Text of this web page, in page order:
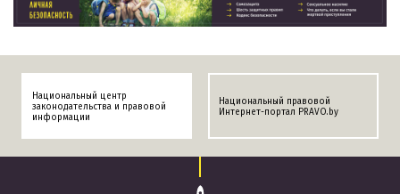
Национальный центр
законодательства и правовой
информации
Национальный правовой
Интернет-портал PRAVO.by